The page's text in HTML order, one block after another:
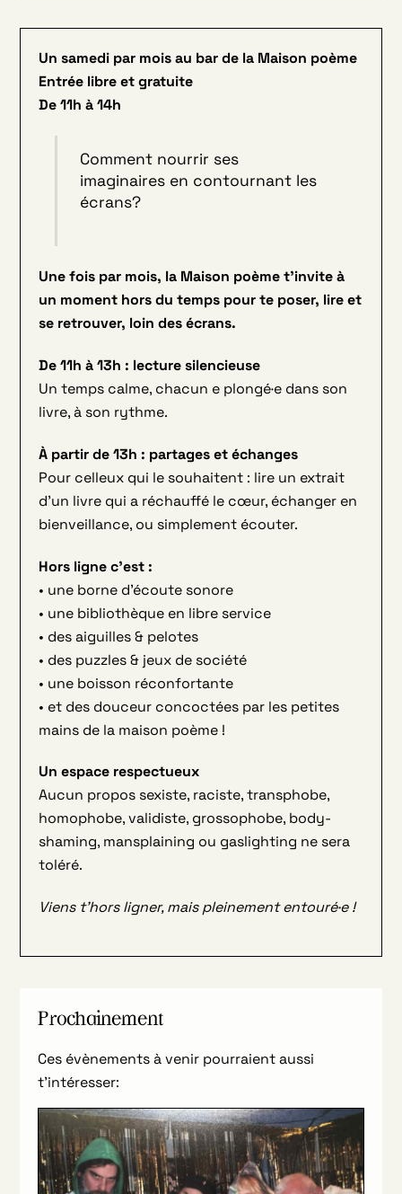
Un samedi par mois au bar de la Maison poème
Entrée libre et gratuite
De 11h à 14h
Comment nourrir ses
imaginaires en contournant les
écrans?
Une fois par mois, la Maison poème t’invite à
un moment hors du temps pour te poser, lire et
se retrouver, loin des écrans.
De 11h à 13h : lecture silencieuse
Un temps calme, chacun e plongé·e dans son
livre, à son rythme.
À partir de 13h : partages et échanges
Pour celleux qui le souhaitent : lire un extrait
d’un livre qui a réchauffé le cœur, échanger en
bienveillance, ou simplement écouter.
Hors ligne c’est :
• une borne d’écoute sonore
• une bibliothèque en libre service
• des aiguilles & pelotes
• des puzzles & jeux de société
• une boisson réconfortante
• et des douceur concoctées par les petites
mains de la maison poème !
Un espace respectueux
Aucun propos sexiste, raciste, transphobe,
homophobe, validiste, grossophobe, body-
shaming, mansplaining ou gaslighting ne sera
toléré.
Viens t’hors ligner, mais pleinement entouré·e !
Prochainement
Ces évènements à venir pourraient aussi
t’intéresser: